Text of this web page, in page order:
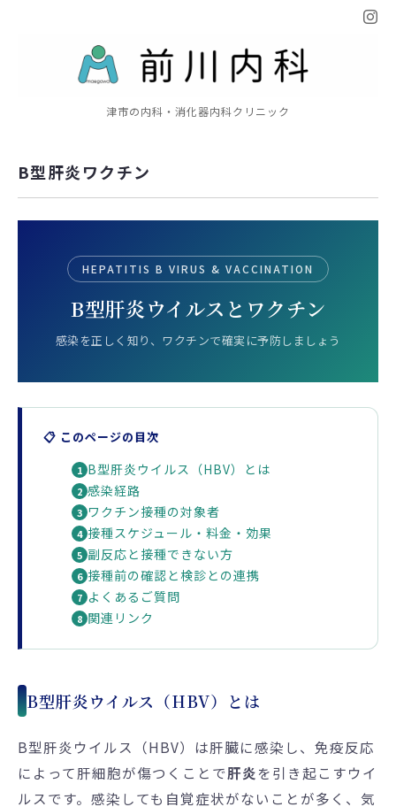
津市の内科・消化器内科クリニック
B型肝炎ワクチン
HEPATITIS B VIRUS & VACCINATION
B型肝炎ウイルスとワクチン
感染を正しく知り、ワクチンで確実に予防しましょう
📋 このページの目次
1 B型肝炎ウイルス（HBV）とは
2 感染経路
3 ワクチン接種の対象者
4 接種スケジュール・料金・効果
5 副反応と接種できない方
6 接種前の確認と検診との連携
7 よくあるご質問
8 関連リンク
B型肝炎ウイルス（HBV）とは
B型肝炎ウイルス（HBV）は肝臓に感染し、免疫反応
によって肝細胞が傷つくことで肝炎を引き起こすウイ
ルスです。感染しても自覚症状がないことが多く、気